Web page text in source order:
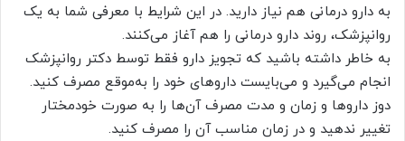
به دارو درمانی هم نیاز دارید. در این شرایط با معرفی شما به یک
روانپزشک، روند دارو درمانی را هم آغاز می‌کنند.
به خاطر داشته باشید که تجویز دارو فقط توسط دکتر روانپزشک
انجام می‌گیرد و می‌بایست داروهای خود را به‌موقع مصرف کنید.
دوز داروها و زمان و مدت مصرف آن‌ها را به صورت خودمختار
تغییر ندهید و در زمان مناسب آن را مصرف کنید.